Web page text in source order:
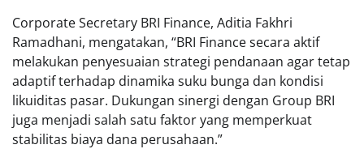
Corporate Secretary BRI Finance, Aditia Fakhri
Ramadhani, mengatakan, “BRI Finance secara aktif
melakukan penyesuaian strategi pendanaan agar tetap
adaptif terhadap dinamika suku bunga dan kondisi
likuiditas pasar. Dukungan sinergi dengan Group BRI
juga menjadi salah satu faktor yang memperkuat
stabilitas biaya dana perusahaan.”